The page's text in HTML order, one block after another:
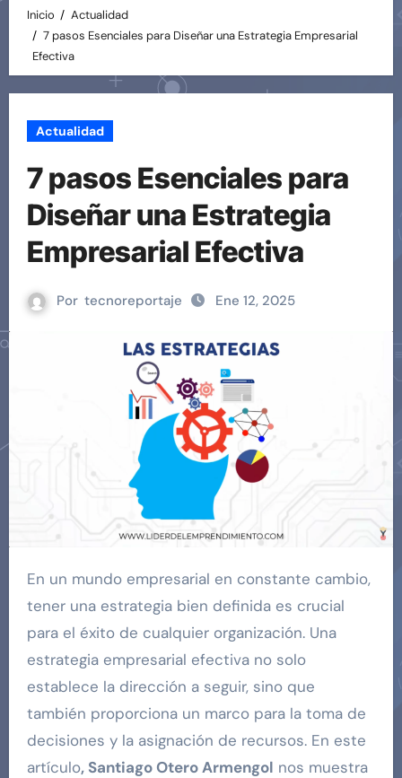
Inicio
Actualidad
7 pasos Esenciales para Diseñar una Estrategia Empresarial
Efectiva
Actualidad
7 pasos Esenciales para
Diseñar una Estrategia
Empresarial Efectiva
Por tecnoreportaje Ene 12, 2025
En un mundo empresarial en constante cambio,
tener una estrategia bien definida es crucial
para el éxito de cualquier organización. Una
estrategia empresarial efectiva no solo
establece la dirección a seguir, sino que
también proporciona un marco para la toma de
decisiones y la asignación de recursos. En este
artículo, Santiago Otero Armengol nos muestra